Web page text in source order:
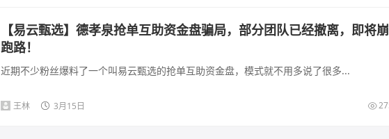
【易云甄选】德孝泉抢单互助资金盘骗局，部分团队已经撤离，即将
跑路！
近期不少粉丝爆料了一个叫易云甄选的抢单互助资金盘，模式就不用多说了很多...
王林 3月15日